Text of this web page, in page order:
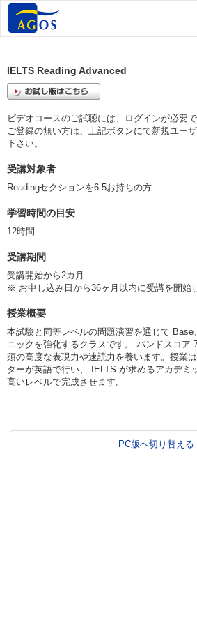
IELTS Reading Advanced
ビデオコースのご試聴には、ログインが必要で
ご登録の無い方は、上記ボタンにて新規ユー
下さい。
受講対象者
Readingセクションを6.5お持ちの方
学習時間の目安
12時間
受講期間
受講開始から2カ月
※ お申し込み日から36ヶ月以内に受講を開始
授業概要
本試験と同等レベルの問題演習を通じて Base
ニックを強化するクラスです。 バンドスコア
須の高度な表現力や速読力を養います。授業
ターが英語で行い、 IELTS が求めるアカデミ
高いレベルで完成させます。
PC版へ切り替える